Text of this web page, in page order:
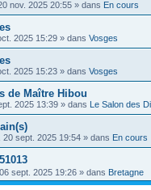
nov. 2025 20:55 » dans En cours
2025 15:29 » dans Vosges
2025 15:23 » dans Vosges
de Maître Hibou
2025 13:39 » dans Le Salon des
20 sept. 2025 19:54 » dans En cours
sept. 2025 19:26 » dans Bretagne